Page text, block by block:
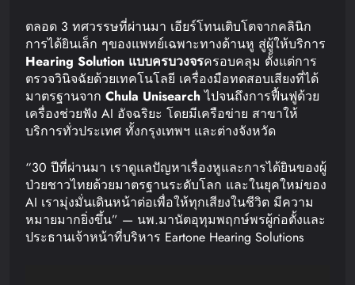
ตลอด 3 ทศวรรษที่ผ่านมา เอียร์โทนเติบโตจากคลินิก
การได้ยินเล็ก ๆของแพทย์เฉพาะทางด้านหู สู่ผู้ให้บริการ
Hearing Solution แบบครบวงจรครอบคลุม ตั้งแต่การ
ตรวจวินิจฉัยด้วยเทคโนโลยี เครื่องมือทดสอบเสียงที่ได้
มาตรฐานจาก Chula Unisearchไปจนถึงการฟื้นฟูด้วย
เครื่องช่วยฟัง AI อัจฉริยะ โดยมีเครือข่าย สาขาให้
บริการทั่วประเทศ ทั้งกรุงเทพฯ และต่างจังหวัด
“30 ปีที่ผ่านมา เราดูแลปัญหาเรื่องหูและการได้ยินของผู้
ป่วยชาวไทยด้วยมาตรฐานระดับโลก และในยุคใหม่ของ
AI เรามุ่งมั่นเดินหน้าต่อเพื่อให้ทุกเสียงในชีวิต มีความ
หมายมากยิ่งขึ้น” — นพ.มานัตอุทุมพฤกษ์พรผู้ก่อตั้งและ
ประธานเจ้าหน้าที่บริหาร Eartone Hearing Solutions